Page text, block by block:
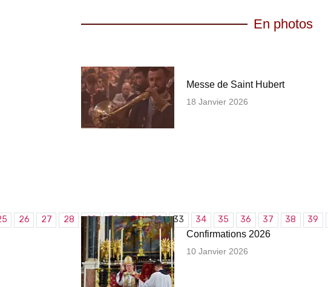
26 27 28 29 30 31 32 33 34 35 36 37 38 39
En photos
Messe de Saint Hubert
18 Janvier 2026
Confirmations 2026
10 Janvier 2026